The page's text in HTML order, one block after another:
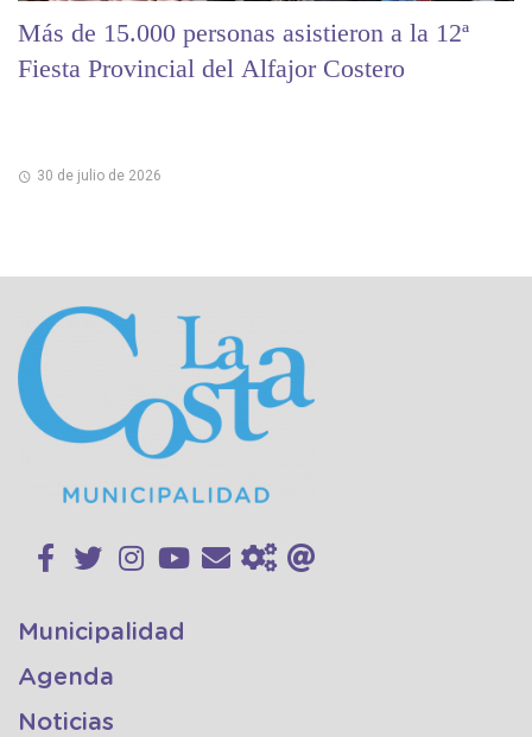
Más de 15.000 personas asistieron a la 12ª
Fiesta Provincial del Alfajor Costero
30 de julio de 2026
Municipalidad
Agenda
Noticias